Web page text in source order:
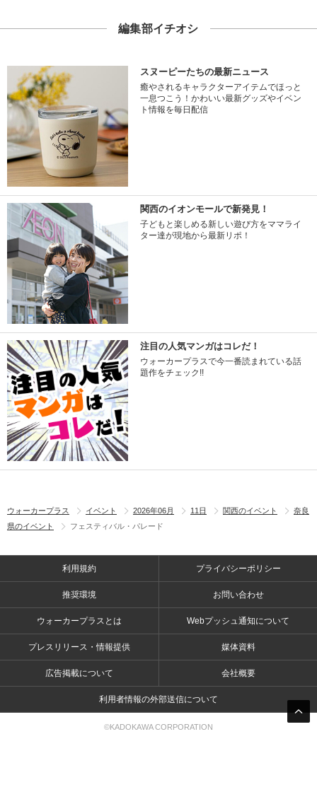
編集部イチオシ
スヌーピーたちの最新ニュース
癒やされるキャラクターアイテムでほっと
一息つこう！かわいい最新グッズやイベン
ト情報を毎日配信
関西のイオンモールで新発見！
子どもと楽しめる新しい遊び方をママライ
ター達が現地から最新リポ！
注目の人気マンガはコレだ！
ウォーカープラスで今一番読まれている話
題作をチェック!!
ウォーカープラス イベント 2026年06月 11日 関西のイベント
奈良
県のイベント
フェスティバル・パレード
利用規約 プライバシーポリシー
推奨環境 お問い合わせ
ウォーカープラスとは Webプッシュ通知について
プレスリリース・情報提供 媒体資料
広告掲載について 会社概要
利用者情報の外部送信について
©KADOKAWA CORPORATION